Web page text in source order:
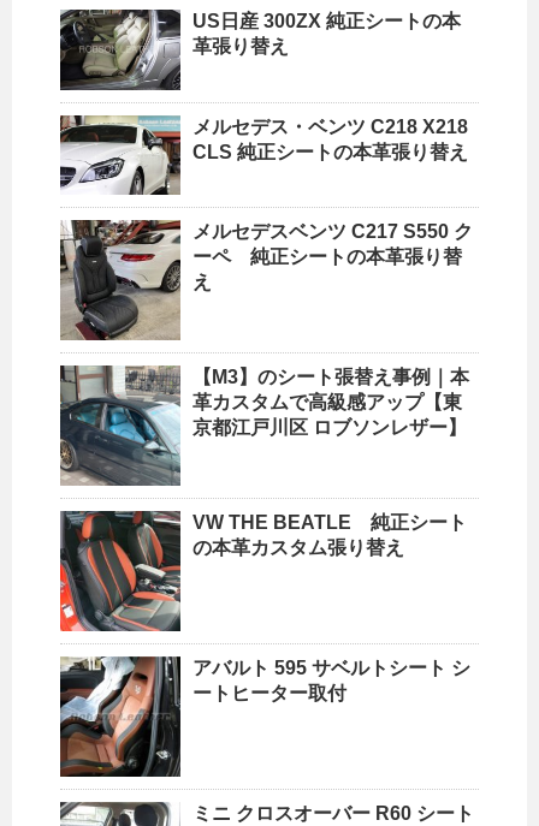
US日産 300ZX 純正シートの本
革張り替え
メルセデス・ベンツ C218 X218
CLS 純正シートの本革張り替え
メルセデスベンツ C217 S550 ク
ーペ 純正シートの本革張り替
え
【M3】のシート張替え事例｜本
革カスタムで高級感アップ【東
京都江戸川区 ロブソンレザー】
VW THE BEATLE 純正シート
の本革カスタム張り替え
アバルト 595 サベルトシート シ
ートヒーター取付
ミニ クロスオーバー R60 シート